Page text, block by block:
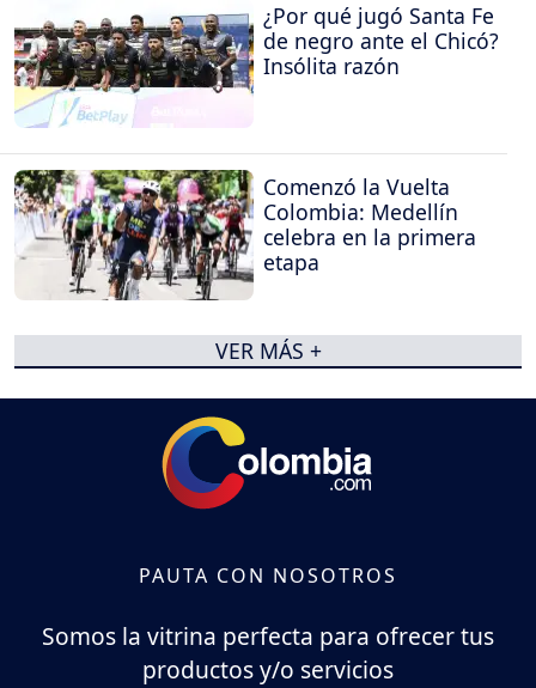
¿Por qué jugó Santa Fe
de negro ante el Chicó?
Insólita razón
Comenzó la Vuelta
Colombia: Medellín
celebra en la primera
etapa
VER MÁS +
PAUTA CON NOSOTROS
Somos la vitrina perfecta para ofrecer tus
productos y/o servicios